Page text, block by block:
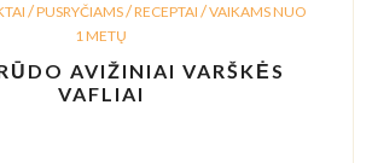
/PUSRYČIAMS/RECEPTAI /VAIKAMS NUO
1 METŲ
AVIŽINIAI VARŠKĖS
VAFLIAI